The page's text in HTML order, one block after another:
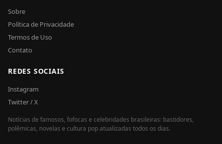
Sobre
Política de Privacidade
Termos de Uso
Contato
REDES SOCIAIS
Instagram
Twitter / X
Notícias de famosos, fofocas e celebridades brasileiras: bastidores,
polêmicas, novelas e cultura pop atualizadas todos os dias.